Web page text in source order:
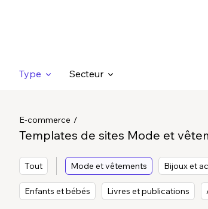
Type Secteur
E-commerce
Templates de sites Mode et
Tout Mode et vêtements Bijoux et
Enfants et bébés Livres et publications